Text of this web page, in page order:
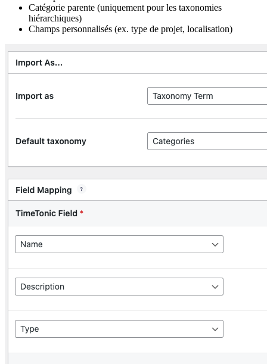
Catégorie parente (uniquement pour les taxonomies
hiérarchiques)
Champs personnalisés (ex. type de projet, localisation)